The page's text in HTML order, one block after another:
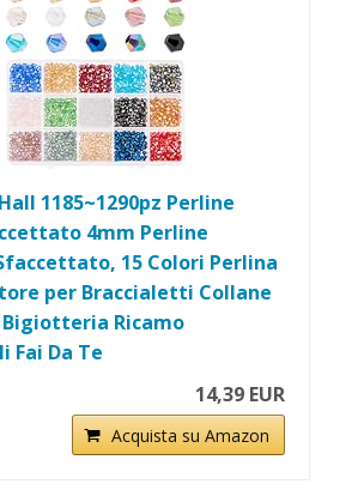
1185~1290pz Perline
4mm Perline
15 Colori Perlina
per Braccialetti Collane
Ricamo
Fai Da Te
14,39 EUR
Acquista su Amazon